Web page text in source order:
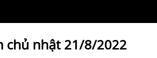
chủ nhật 21/8/2022